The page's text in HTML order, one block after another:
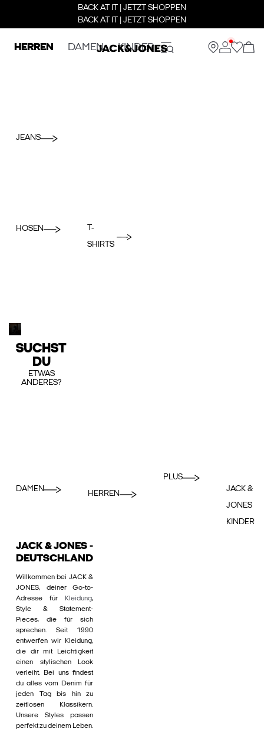
BACK AT IT | JETZT SHOPPEN
BACK AT IT | JETZT SHOPPEN
HERREN DAMEN KINDER
JEANS
HOSEN
T-
SHIRTS
SUCHST
DU
ETWAS
ANDERES?
DAMEN
HERREN
PLUS
JACK &
JONES
KINDER
JACK & JONES -
DEUTSCHLAND
Willkommen bei JACK &
JONES, deiner Go-to-
Adresse für
Kleidung,
Style & Statement-
Pieces, die für sich
sprechen. Seit 1990
entwerfen wir Kleidung,
die dir mit Leichtigkeit
einen stylischen Look
verleiht. Bei uns findest
du alles vom Denim für
jeden Tag bis hin zu
zeitlosen Klassikern.
Unsere Styles passen
perfekt zu deinem Leben.